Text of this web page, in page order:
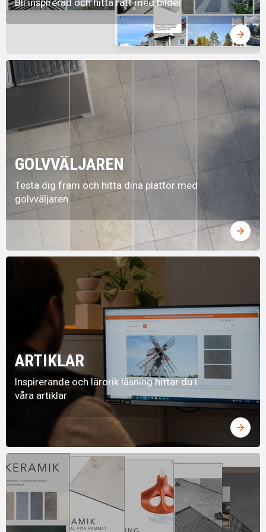
arrow_forward
Bli inspirerad och hitta rätt med bilder
arrow_forward
GOLVVÄLJAREN
Testa dig fram och hitta dina plattor med
golvväljaren
arrow_forward
ARTIKLAR
Inspirerande och lärorik läsning hittar du i
våra artiklar